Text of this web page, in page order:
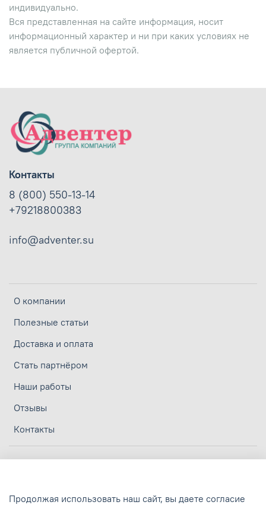
индивидуально.
Вся представленная на сайте информация, носит
информационный характер и ни при каких условиях не
является публичной офертой.
О компании
Полезные статьи
Доставка и оплата
Стать партнёром
Наши работы
Отзывы
Контакты
Личный кабинет
Политика обработки персональных данных
Контакты
8 (800) 550-13-14
+79218800383
info@adventer.su
Продолжая использовать наш сайт, вы даете согласие